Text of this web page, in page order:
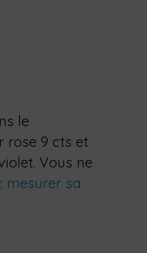
le
rose 9 cts et
Vous ne
mesurer sa